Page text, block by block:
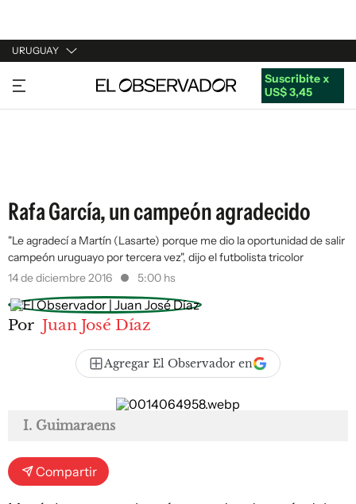
URUGUAY
URUGUAY
ARGENTINA
Suscribite x
US$ 3,45
Rafa García, un campeón agradecido
"Le agradecí a Martín (Lasarte) porque me dio la oportunidad de salir
campeón uruguayo por tercera vez", dijo el futbolista tricolor
14 de diciembre 2016
5:00 hs
Por Juan José Díaz
Agregar El Observador en
I. Guimaraens
Compartir